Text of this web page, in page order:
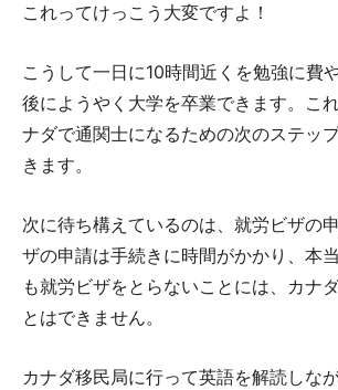
これってけっこう大変ですよ！
こうして一日に10時間近くを勉強に費
後にようやく大学を卒業できます。こ
ナダで通関士になるための次のステッ
きます。
次に待ち構えているのは、就労ビザの
ザの申請は手続きに時間がかかり、本
も就労ビザをとらないことには、カナ
とはできません。
カナダ移民局に行って英語を解読しな